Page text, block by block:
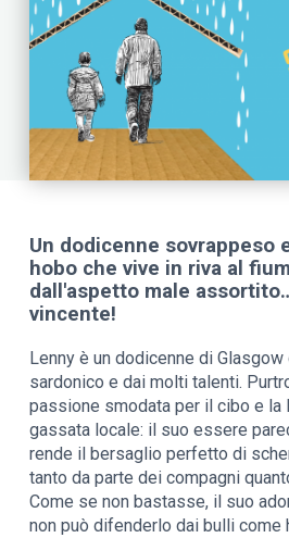
Un dodicenne sovrappeso
hobo che vive in riva al
dall'aspetto male
vincente!
Lenny è un dodicenne di Glasgow
sardonico e dai molti talenti.
passione smodata per il cibo e la
gassata locale: il suo essere
rende il bersaglio perfetto di
tanto da parte dei compagni
Come se non bastasse, il suo
non può difenderlo dai bulli come